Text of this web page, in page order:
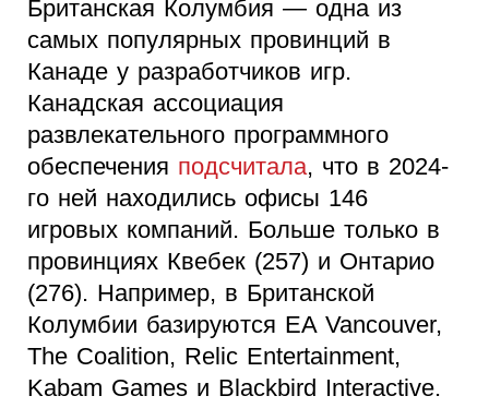
Британская Колумбия — одна из
самых популярных провинций в
Канаде у разработчиков игр.
Канадская ассоциация
развлекательного программного
обеспечения подсчитала, что в 2024-
го ней находились офисы 146
игровых компаний. Больше только в
провинциях Квебек (257) и Онтарио
(276). Например, в Британской
Колумбии базируются EA Vancouver,
The Coalition, Relic Entertainment,
Kabam Games и Blackbird Interactive.